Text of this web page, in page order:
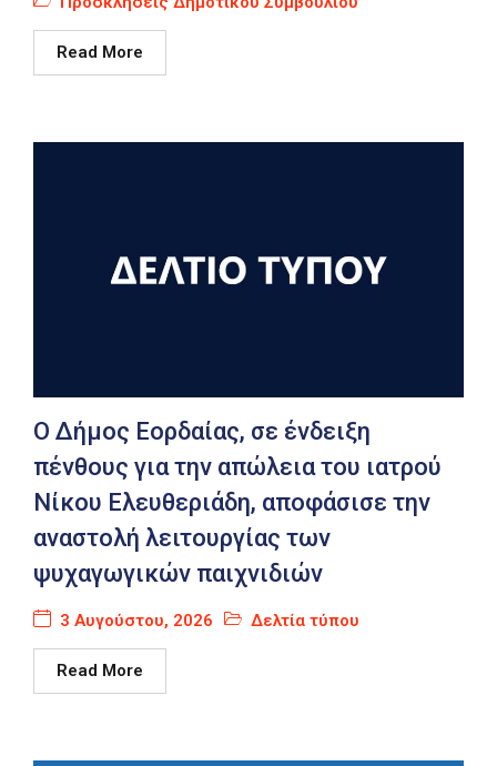
Read More
Ο Δήμος Εορδαίας, σε ένδειξη
πένθους για την απώλεια του ιατρού
Νίκου Ελευθεριάδη, αποφάσισε την
αναστολή λειτουργίας των
ψυχαγωγικών παιχνιδιών
3 Αυγούστου, 2026 Δελτία τύπου
Read More